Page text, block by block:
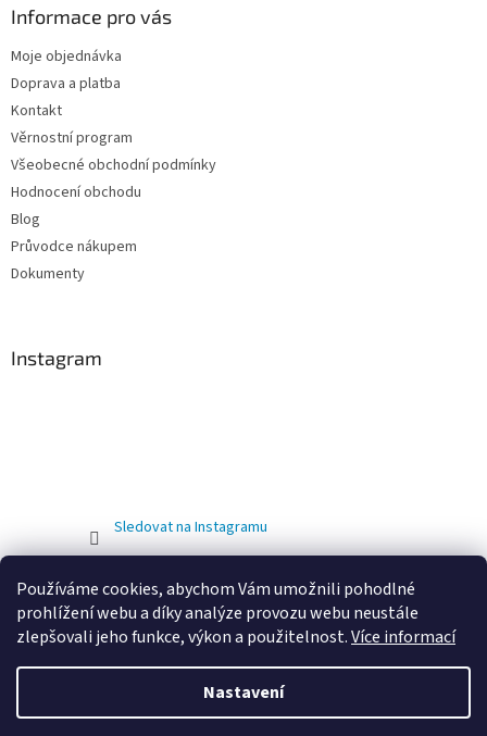
Používáme cookies, abychom Vám umožnili pohodlné
prohlížení webu a díky analýze provozu webu neustále
zlepšovali jeho funkce, výkon a použitelnost.Více informací
Nastavení
Informace pro vás
Moje objednávka
Doprava a platba
Kontakt
Věrnostní program
Všeobecné obchodní podmínky
Hodnocení obchodu
Blog
Průvodce nákupem
Dokumenty
Instagram
Sledovat na Instagramu
Vytvořil Shoptet